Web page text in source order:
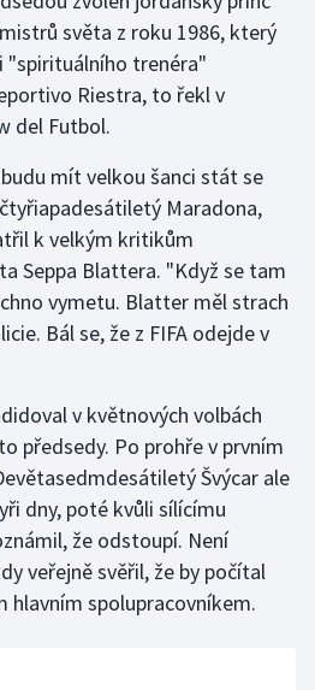
světa z roku 1986, který
"spirituálního trenéra"
Riestra, to řekl v
del Futbol.
mít velkou šanci stát se
Maradona,
k velkým kritikům
Seppa Blattera. "Když se tam
vymetu. Blatter měl strach
Bál se, že z FIFA odejde v
v květnových volbách
předsedy. Po prohře v prvním
Švýcar ale
dny, poté kvůli sílícímu
že odstoupí. Není
veřejně svěřil, že by počítal
hlavním spolupracovníkem.